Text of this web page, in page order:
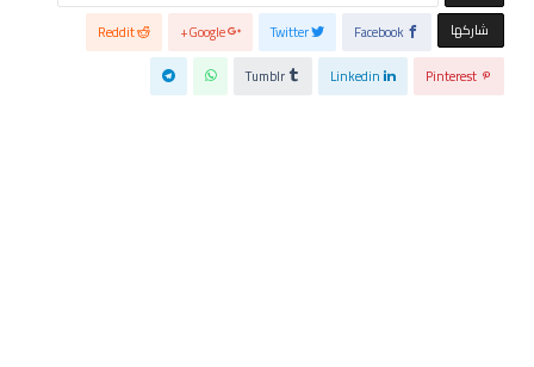
‫‫ شاركها‬
Facebook
Twitter
Google+
Reddit
Pinterest
Linkedin
Tumblr